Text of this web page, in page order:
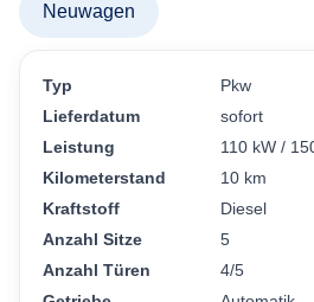
Neuwagen
Typ
Pkw
Lieferdatum
sofort
Leistung
110 kW /
Kilometerstand
10 km
Kraftstoff
Diesel
Anzahl Sitze
5
Anzahl Türen
4/5